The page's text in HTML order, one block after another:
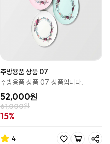
주방용품 상품 07
주방용품 상품 07 상품입니다.
52,000원
61,000원
15%
4